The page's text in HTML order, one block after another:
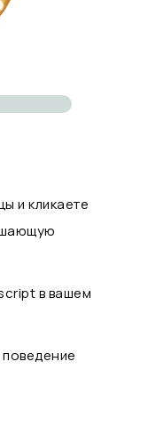
и кликаете
в вашем